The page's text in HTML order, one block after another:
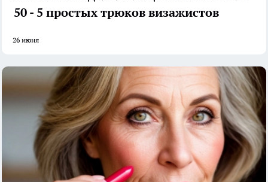
50 - 5 простых трюков визажистов
26 июня